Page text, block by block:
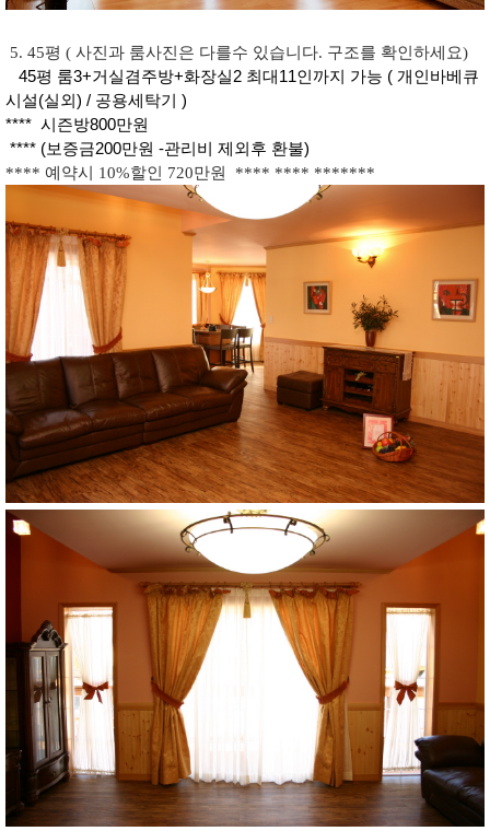
5. 45평 ( 사진과 룸사진은 다를수 있습니다. 구조를 확인하세요)
45평 룸3+거실겸주방+화장실2 최대11인까지 가능 ( 개인바베큐
시설(실외) / 공용세탁기 )
**** 시즌방800만원
**** (보증금200만원 -관리비 제외후 환불)
**** 예약시 10%할인 720만원 **** **** *******